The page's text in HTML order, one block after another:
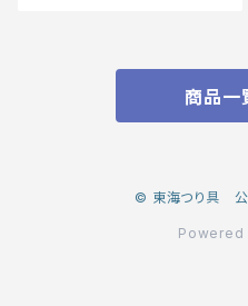
商品一
© 東海つり具 公
Powered